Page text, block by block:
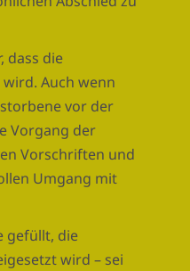
dass die
Auch wenn
vor der
Vorgang der
Vorschriften und
Umgang mit
gefüllt, die
wird – sei